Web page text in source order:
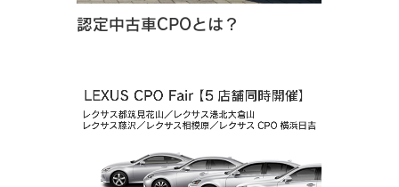
認定中古車CPOとは？